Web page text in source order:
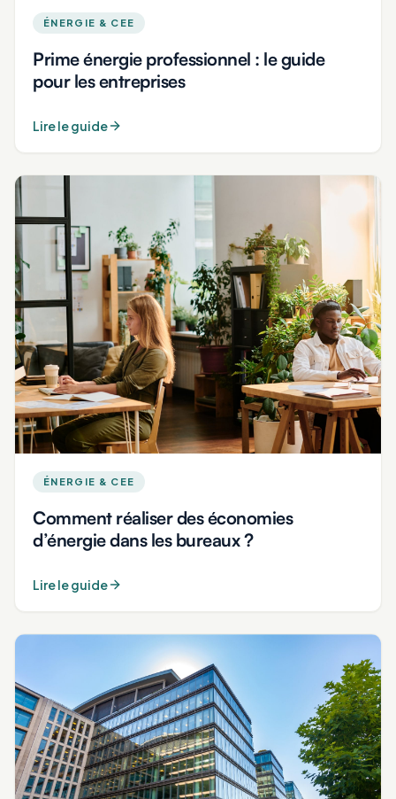
ÉNERGIE & CEE
Prime énergie professionnel : le guide
pour les entreprises
Lire le guide
ÉNERGIE & CEE
Comment réaliser des économies
d’énergie dans les bureaux ?
Lire le guide